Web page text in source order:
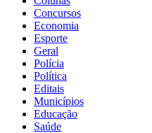
Concursos
Economia
Esporte
Geral
Polícia
Política
Editais
Municípios
Educação
Saúde